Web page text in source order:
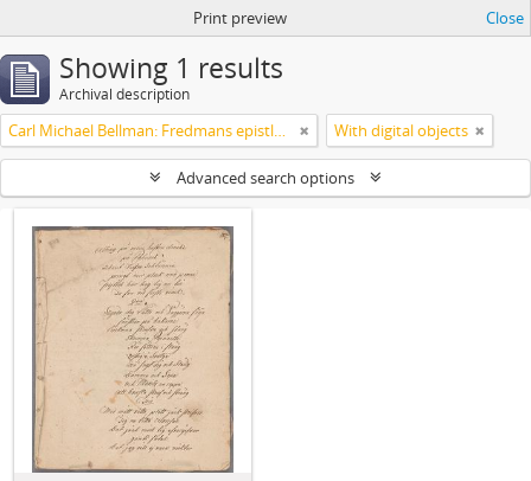
Print preview Close
Showing 1 results
Archival description
Carl Michael Bellman: Fredmans epistlar och sånger m.fl. Bellman-texter With digital objects
Advanced search options